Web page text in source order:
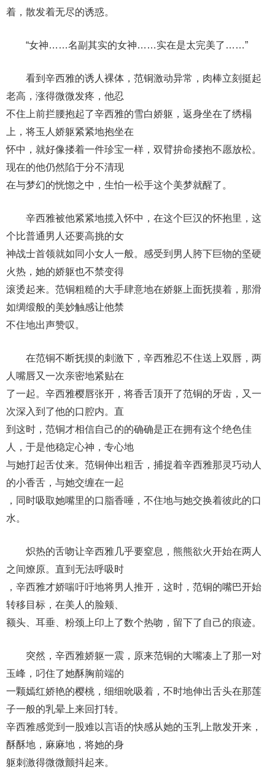
着，散发着无尽的诱惑。
“女神……名副其实的女神……实在是太完美了……”
看到辛西雅的诱人裸体，范铜激动异常，肉棒立刻挺起
老高，涨得微微发疼，他忍
不住上前拦腰抱起了辛西雅的雪白娇躯，返身坐在了绣榻
上，将玉人娇躯紧紧地抱坐在
怀中，就好像搂着一件珍宝一样，双臂拚命搂抱不愿放松。
现在的他仍然陷于分不清现
在与梦幻的恍惚之中，生怕一松手这个美梦就醒了。
辛西雅被他紧紧地揽入怀中，在这个巨汉的怀抱里，这
个比普通男人还要高挑的女
神战士首领就如同小女人一般。感受到男人胯下巨物的坚硬
火热，她的娇躯也不禁变得
滚烫起来。范铜粗糙的大手肆意地在娇躯上面抚摸着，那滑
如绸缎般的美妙触感让他禁
不住地出声赞叹。
在范铜不断抚摸的刺激下，辛西雅忍不住送上双唇，两
人嘴唇又一次亲密地紧贴在
了一起。辛西雅樱唇张开，将香舌顶开了范铜的牙齿，又一
次深入到了他的口腔内。直
到这时，范铜才相信自己的的确确是正在拥有这个绝色佳
人，于是他稳定心神，专心地
与她打起舌仗来。范铜伸出粗舌，捕捉着辛西雅那灵巧动人
的小香舌，与她交缠在一起
，同时吸取她嘴里的口脂香唾，不住地与她交换着彼此的口
水。
炽热的舌吻让辛西雅几乎要窒息，熊熊欲火开始在两人
之间燎原。直到无法呼吸时
，辛西雅才娇喘吁吁地将男人推开，这时，范铜的嘴巴开始
转移目标，在美人的脸颊、
额头、耳垂、粉颈上印上了数个热吻，留下了自己的痕迹。
突然，辛西雅娇躯一震，原来范铜的大嘴凑上了那一对
玉峰，叼住了她酥胸前端的
一颗嫣红娇艳的樱桃，细细吮吸着，不时地伸出舌头在那莲
子一般的乳晕上来回打转。
辛西雅感觉到一股难以言语的快感从她的玉乳上散发开来，
酥酥地，麻麻地，将她的身
躯刺激得微微颤抖起来。